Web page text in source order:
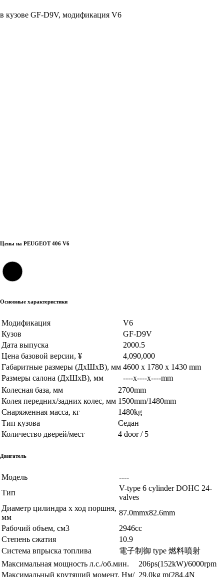
в кузове GF-D9V, модификация V6
Цены на PEUGEOT 406 V6
Основные характеристики
Модификация
V6
Кузов
GF-D9V
Дата выпуска
2000.5
Цена базовой версии, ¥
4,090,000
Габаритные размеры (ДхШхВ), мм 4600 x 1780 x 1430 mm
Размеры салона (ДхШхВ), мм
----x----x----mm
Колесная база, мм
2700mm
Колея передних/задних колес, мм 1500mm/1480mm
Снаряженная масса, кг
1480kg
Тип кузова
Седан
Количество дверей/мест
4 door / 5
Двигатель
Модель
----
Тип
V-type 6 cylinder DOHC 24-
valves
Диаметр цилиндра х ход поршня,
мм
87.0mmx82.6mm
Рабочий объем, см3
2946cc
Степень сжатия
10.9
Система впрыска топлива
電子制御 type 燃料噴射
Максимальная мощность л.с./об.мин.
206ps(152kW)/6000rpm
Максимальный крутящий момент, Нм/ 29.0kg m(284.4N